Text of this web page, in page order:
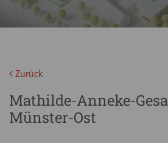
Zurück
Mathilde-Anneke-
Münster-Ost